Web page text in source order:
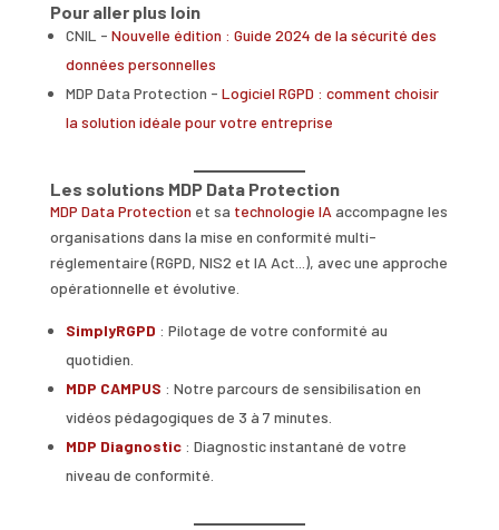
Pour aller plus loin
CNIL - Nouvelle édition : Guide 2024 de la sécurité des
données personnelles
MDP Data Protection - Logiciel RGPD : comment choisir
la solution idéale pour votre entreprise
Les solutions MDP Data Protection
MDP Data Protection et sa technologie IA accompagne les
organisations dans la mise en conformité multi-
réglementaire (RGPD, NIS2 et IA Act...), avec une approche
opérationnelle et évolutive.
SimplyRGPD : Pilotage de votre conformité au
quotidien.
MDP CAMPUS : Notre parcours de sensibilisation en
vidéos pédagogiques de 3 à 7 minutes.
MDP Diagnostic : Diagnostic instantané de votre
niveau de conformité.